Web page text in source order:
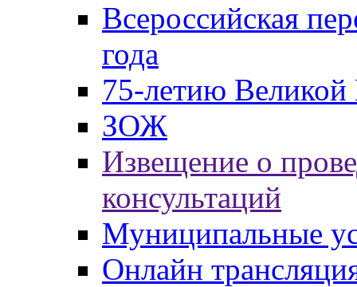
Всероссийская
года
75-летию
ЗОЖ
Извещение о
консультаций
Муниципальные
Онлайн